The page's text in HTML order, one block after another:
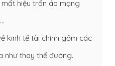
hiệu trấn áp mạng
kinh tế tài chính gồm các
như thay thế đường.